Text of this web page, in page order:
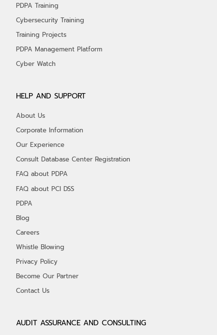
AUDIT ASSURANCE AND CONSULTING
PDPA Training
Cybersecurity Training
Training Projects
PDPA Management Platform
Cyber Watch
HELP AND SUPPORT
About Us
Corporate Information
Our Experience
Consult Database Center Registration
FAQ about PDPA
FAQ about PCI DSS
PDPA
Blog
Careers
Whistle Blowing
Privacy Policy
Become Our Partner
Contact Us